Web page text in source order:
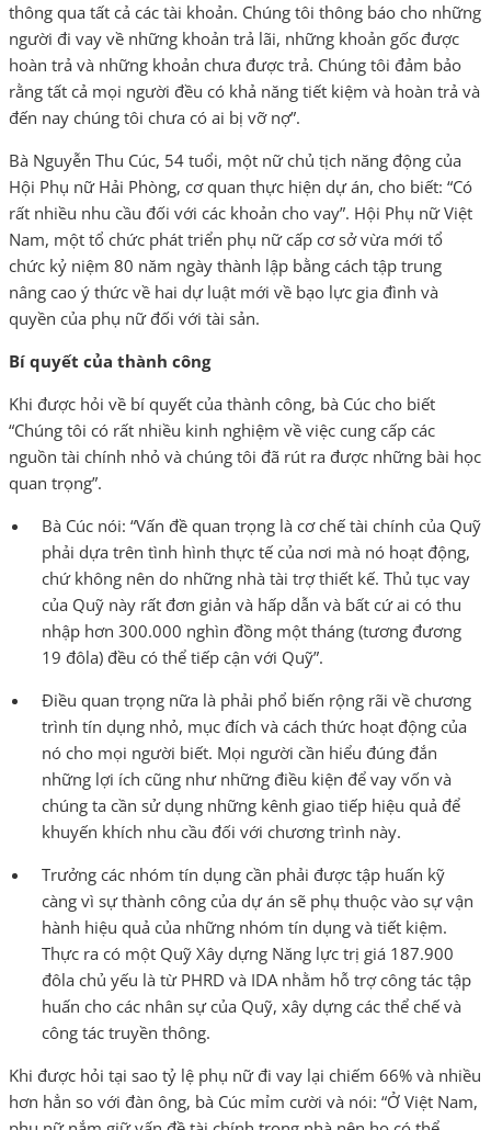
thông qua tất cả các tài khoản. Chúng tôi thông báo cho những
người đi vay về những khoản trả lãi, những khoản gốc được
hoàn trả và những khoản chưa được trả. Chúng tôi đảm bảo
rằng tất cả mọi người đều có khả năng tiết kiệm và hoàn trả và
đến nay chúng tôi chưa có ai bị vỡ nợ”.
Bà Nguyễn Thu Cúc, 54 tuổi, một nữ chủ tịch năng động của
Hội Phụ nữ Hải Phòng, cơ quan thực hiện dự án, cho biết: “Có
rất nhiều nhu cầu đối với các khoản cho vay”. Hội Phụ nữ Việt
Nam, một tổ chức phát triển phụ nữ cấp cơ sở vừa mới tổ
chức kỷ niệm 80 năm ngày thành lập bằng cách tập trung
nâng cao ý thức về hai dự luật mới về bạo lực gia đình và
quyền của phụ nữ đối với tài sản.
Bí quyết của thành công
Khi được hỏi về bí quyết của thành công, bà Cúc cho biết
“Chúng tôi có rất nhiều kinh nghiệm về việc cung cấp các
nguồn tài chính nhỏ và chúng tôi đã rút ra được những bài học
quan trọng”.
Bà Cúc nói: “Vấn đề quan trọng là cơ chế tài chính của Quỹ
phải dựa trên tình hình thực tế của nơi mà nó hoạt động,
chứ không nên do những nhà tài trợ thiết kế. Thủ tục vay
của Quỹ này rất đơn giản và hấp dẫn và bất cứ ai có thu
nhập hơn 300.000 nghìn đồng một tháng (tương đương
19 đôla) đều có thể tiếp cận với Quỹ”.
Điều quan trọng nữa là phải phổ biến rộng rãi về chương
trình tín dụng nhỏ, mục đích và cách thức hoạt động của
nó cho mọi người biết. Mọi người cần hiểu đúng đắn
những lợi ích cũng như những điều kiện để vay vốn và
chúng ta cần sử dụng những kênh giao tiếp hiệu quả để
khuyến khích nhu cầu đối với chương trình này.
Trưởng các nhóm tín dụng cần phải được tập huấn kỹ
càng vì sự thành công của dự án sẽ phụ thuộc vào sự vận
hành hiệu quả của những nhóm tín dụng và tiết kiệm.
Thực ra có một Quỹ Xây dựng Năng lực trị giá 187.900
đôla chủ yếu là từ PHRD và IDA nhằm hỗ trợ công tác tập
huấn cho các nhân sự của Quỹ, xây dựng các thể chế và
công tác truyền thông.
Khi được hỏi tại sao tỷ lệ phụ nữ đi vay lại chiếm 66% và nhiều
hơn hẳn so với đàn ông, bà Cúc mỉm cười và nói: “Ở Việt Nam,